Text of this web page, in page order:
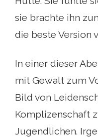
sie brachte ihn
die beste Version
In einer dieser
mit Gewalt zum
Bild von
Komplizenschaft
Jugendlichen.